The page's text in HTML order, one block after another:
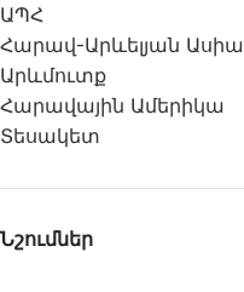
ԱՊՀ
Հարավ-Արևելյան Ասիա
Արևմուտք
Հարավային Ամերիկա
Տեսակետ
Նշումներ